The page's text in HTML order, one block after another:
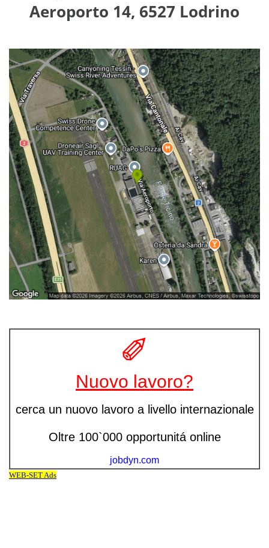
Aeroporto 14, 6527 Lodrino